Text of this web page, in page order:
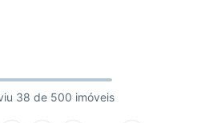
38 de 500 imóveis